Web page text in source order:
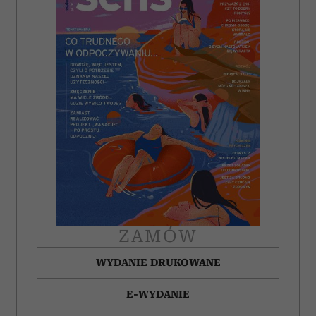
analizować ruch w naszej witrynie. Informacje o tym, jak
korzystasz z naszej witryny, udostępniamy partnerom
społecznościowym, reklamowym i analitycznym.
Partnerzy mogą połączyć te informacje z innymi danymi
otrzymanymi od Ciebie lub uzyskanymi podczas
korzystania z ich usług.
ZAMÓW
WYDANIE DRUKOWANE
E-WYDANIE